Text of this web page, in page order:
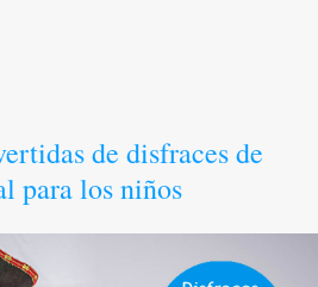
de disfraces de
para los niños